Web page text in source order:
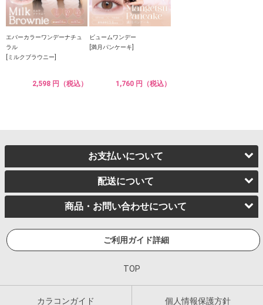
エバーカラーワンデーナチュ
ラル
[ミルクブラウニー]
2,598 円（税込）
ビュームワンデー
[満月パンケーキ]
1,760 円（税込）
お支払いについて
配送について
商品・お問い合わせについて
ご利用ガイド詳細
TOP
カラコンガイド 個人情報保護方針